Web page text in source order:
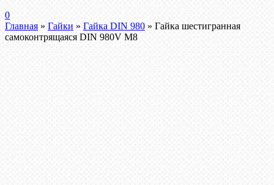
0
Главная » Гайки » Гайка DIN 980 » Гайка шестигранная
самоконтрящаяся DIN 980V М8